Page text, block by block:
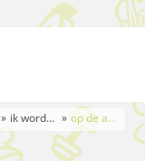
ik word geopereerd op de afdeling